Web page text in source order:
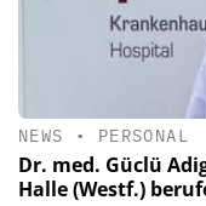
NEWS • PERSONAL
Dr. med. Güclü
Halle (Westf.)